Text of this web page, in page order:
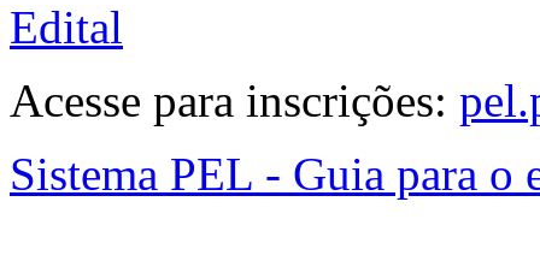
Edital
Acesse para inscrições:
Sistema PEL - Guia para o